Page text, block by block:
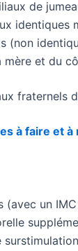
de
identiques
(non
et du
fraternels
à faire et
(avec un